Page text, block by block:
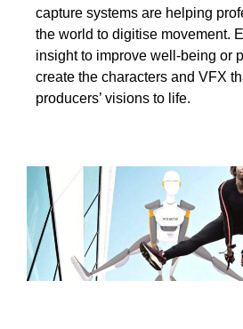
capture systems are helping
the world to digitise movement.
insight to improve well-being or
create the characters and VFX
producers’ visions to life.